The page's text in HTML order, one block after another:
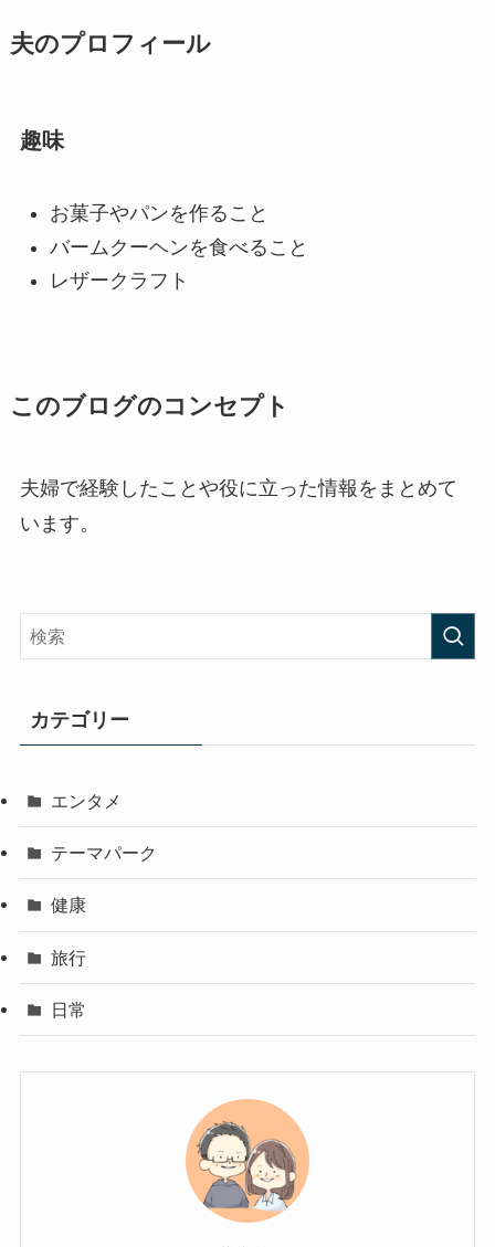
夫のプロフィール
趣味
お菓子やパンを作ること
バームクーヘンを食べること
レザークラフト
このブログのコンセプト
夫婦で経験したことや役に立った情報をまとめて
います。
カテゴリー
エンタメ
テーマパーク
健康
旅行
日常